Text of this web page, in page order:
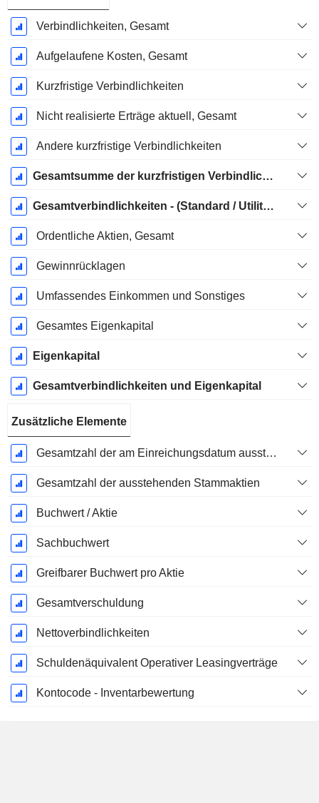
Verbindlichkeiten, Gesamt
Aufgelaufene Kosten, Gesamt
Kurzfristige Verbindlichkeiten
Nicht realisierte Erträge aktuell, Gesamt
Andere kurzfristige Verbindlichkeiten
Gesamtsumme der kurzfristigen Verbindlichkeiten
Gesamtverbindlichkeiten - (Standard / Utility Vorlage)
Ordentliche Aktien, Gesamt
Gewinnrücklagen
Umfassendes Einkommen und Sonstiges
Gesamtes Eigenkapital
Eigenkapital
Gesamtverbindlichkeiten und Eigenkapital
Zusätzliche Elemente
Gesamtzahl der am Einreichungsdatum ausstehenden Aktien
Gesamtzahl der ausstehenden Stammaktien
Buchwert / Aktie
Sachbuchwert
Greifbarer Buchwert pro Aktie
Gesamtverschuldung
Nettoverbindlichkeiten
Schuldenäquivalent Operativer Leasingverträge
Kontocode - Inventarbewertung